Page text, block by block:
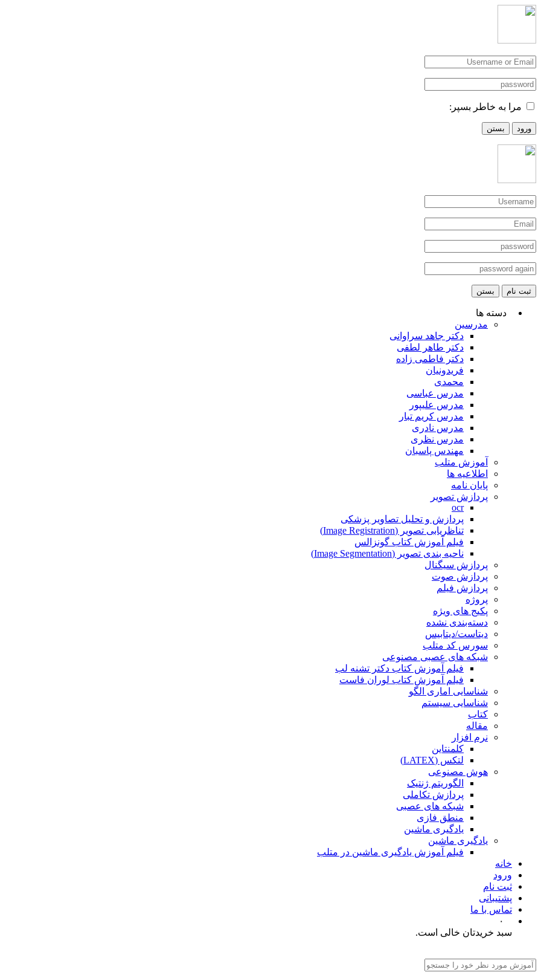
مرا به خاطر بسپر:
ورود بستن
ثبت نام بستن
دسته ها
مدرسین
دکتر جاهد سراوانی
دکتر طاهر لطفی
دکتر فاطمی زاده
فریدونیان
محمدی
مدرس عباسی
مدرس علیپور
مدرس کریم تبار
مدرس نادری
مدرس نظری
مهندس پاسبان
آموزش متلب
اطلاعیه ها
پایان نامه
پردازش تصویر
ocr
پردازش و تحلیل تصاویر پزشکی
تناظریابی تصویر (Image Registration)
فیلم آموزش کتاب گونزالس
ناحیه بندی تصویر (Image Segmentation)
پردازش سیگنال
پردازش صوت
پردازش فیلم
پروژه
پکیج های ویژه
دسته‌بندی نشده
دیتاست/دیتابیس
سورس کد متلب
شبکه های عصبی مصنوعی
فیلم آموزش کتاب دکتر تشنه لب
فیلم آموزش کتاب لوران فاست
شناسایی اماری الگو
شناسایی سیستم
کتاب
مقاله
نرم افزار
کلمنتاین
لتکس (LATEX)
هوش مصنوعی
الگوریتم ژنتیک
پردازش تکاملی
شبکه های عصبی
منطق فازی
یادگیری ماشین
یادگیری ماشین
فیلم آموزش یادگیری ماشین در متلب
خانه
ورود
ثبت نام
پشتیبانی
تماس با ما
۰
سبد خریدتان خالی است.